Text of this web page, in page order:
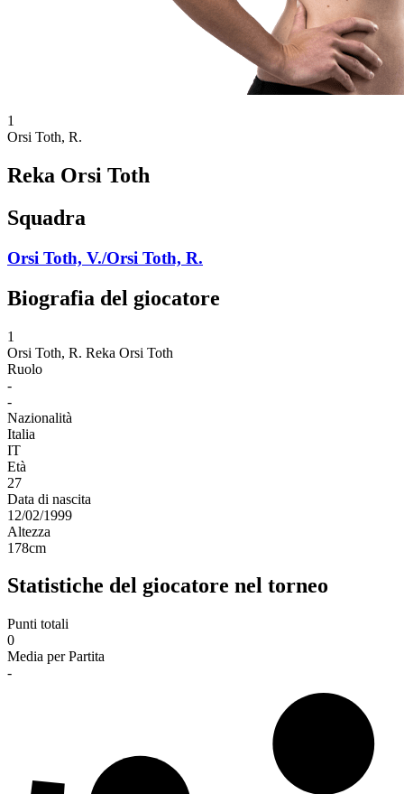
1
Orsi Toth, R.
Reka Orsi Toth
Squadra
Orsi Toth, V./Orsi Toth, R.
Biografia del giocatore
1
Orsi Toth, R. Reka Orsi Toth
Ruolo
-
-
Nazionalità
Italia
IT
Età
27
Data di nascita
12/02/1999
Altezza
178cm
Statistiche del giocatore nel torneo
Punti totali
0
Media per Partita
-